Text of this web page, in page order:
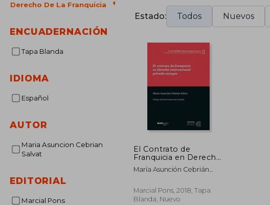
Derecho De La Franquicia
ENCUADERNACIÓN
Tapa Blanda
IDIOMA
Español
AUTOR
Maria Asuncion Cebrian
Salvat
EDITORIAL
Marcial Pons
Estado: Todos Nuevos
El Contrato de
Franquicia en Derecho
Internacional Privado
Europeo
María Asunción Cebrián
Marcial Pons, 2018, Tapa
Blanda, Nuevo